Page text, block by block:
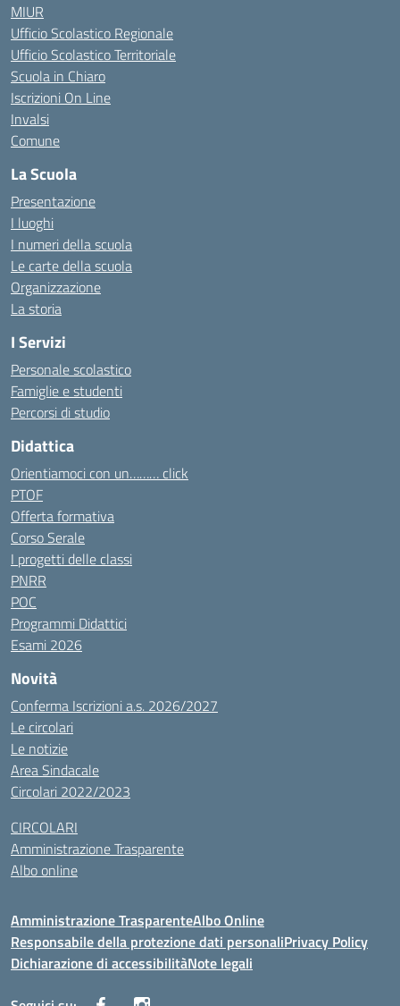
MIUR
Ufficio Scolastico Regionale
Ufficio Scolastico Territoriale
Scuola in Chiaro
Iscrizioni On Line
Invalsi
Comune
La Scuola
Presentazione
I luoghi
I numeri della scuola
Le carte della scuola
Organizzazione
La storia
I Servizi
Personale scolastico
Famiglie e studenti
Percorsi di studio
Didattica
Orientiamoci con un……… click
PTOF
Offerta formativa
Corso Serale
I progetti delle classi
PNRR
POC
Programmi Didattici
Esami 2026
Novità
Conferma Iscrizioni a.s. 2026/2027
Le circolari
Le notizie
Area Sindacale
Circolari 2022/2023
CIRCOLARI
Amministrazione Trasparente
Albo online
Amministrazione TrasparenteAlbo Online
Responsabile della protezione dati personaliPrivacy Policy
Dichiarazione di accessibilitàNote legali